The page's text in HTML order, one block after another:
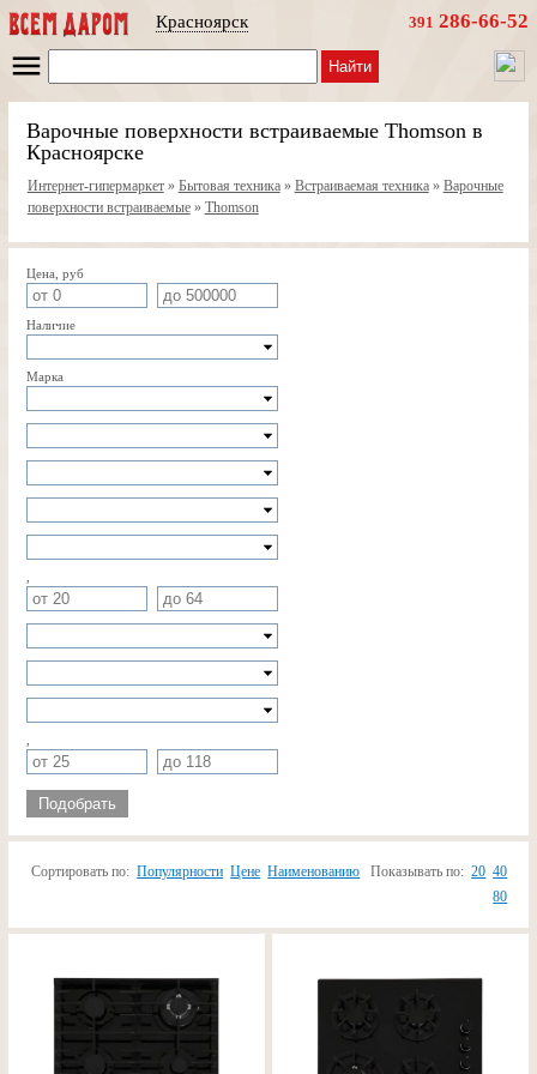
Красноярск 391 286-66-52
Найти
Варочные поверхности встраиваемые Thomson в
Красноярске
Интернет-гипермаркет» Бытовая техника» Встраиваемая техника» Варочные
поверхности встраиваемые» Thomson
Цена, руб
Наличие
Марка
Подобрать
Сортировать по: Популярности Цене Наименованию Показывать по: 20 40
80